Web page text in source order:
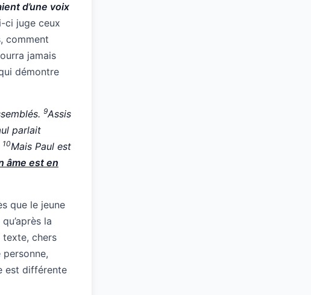
d’une voix
ci juge ceux
comment
jamais
démontre
9Assis
parlait
10Mais Paul est
âme est en
que le jeune
la
texte, chers
est différente